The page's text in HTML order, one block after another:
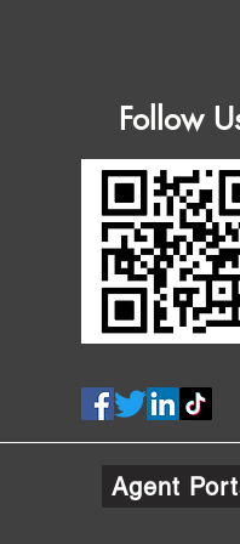
Follow
Agent